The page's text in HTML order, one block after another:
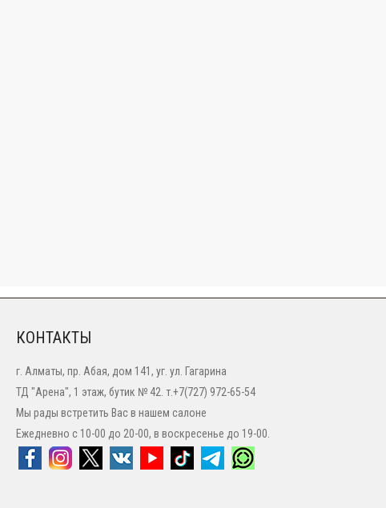
КОНТАКТЫ
г. Алматы, пр. Абая, дом 141, уг. ул. Гагарина
ТД "Арена", 1 этаж, бутик № 42. т.+7(727) 972-65-54
Мы рады встретить Вас в нашем салоне
Ежедневно с 10-00 до 20-00, в воскресенье до 19-00.